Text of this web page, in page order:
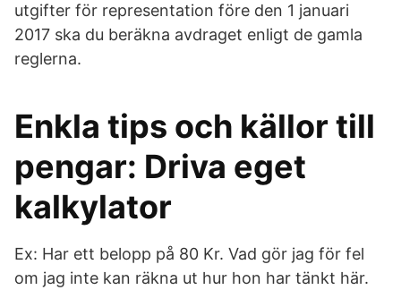
utgifter för representation före den 1 januari
2017 ska du beräkna avdraget enligt de gamla
reglerna.
Enkla tips och källor till
pengar: Driva eget
kalkylator
Ex: Har ett belopp på 80 Kr. Vad gör jag för fel
om jag inte kan räkna ut hur hon har tänkt här.